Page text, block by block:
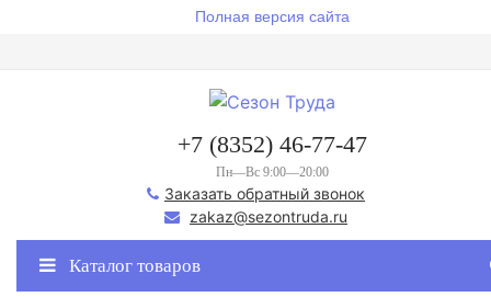
Полная версия сайта
+7 (8352) 46-77-47
Пн—Вс 9:00—20:00
Заказать обратный звонок
zakaz@sezontruda.ru
Каталог товаров